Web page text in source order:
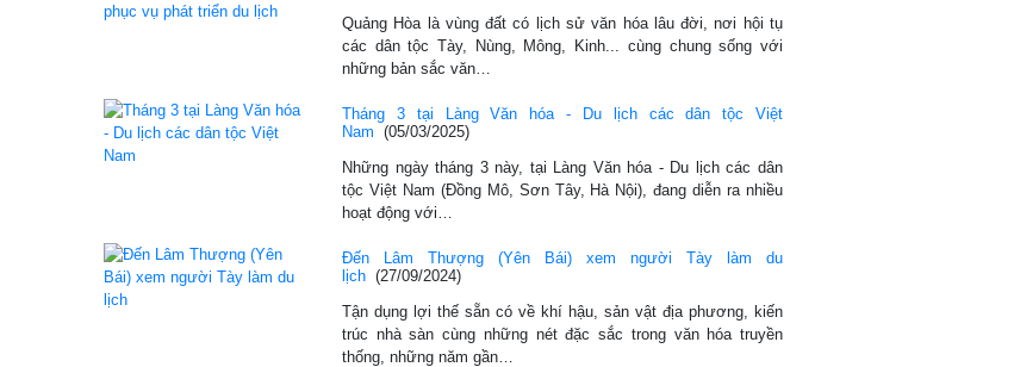
Quảng Hòa là vùng đất có lịch sử văn hóa lâu đời, nơi hội tụ
các dân tộc Tày, Nùng, Mông, Kinh... cùng chung sống với
những bản sắc văn…
Tháng 3 tại Làng Văn hóa - Du lịch các dân tộc Việt
Nam (05/03/2025)
Những ngày tháng 3 này, tại Làng Văn hóa - Du lịch các dân
tộc Việt Nam (Đồng Mô, Sơn Tây, Hà Nội), đang diễn ra nhiều
hoạt động với…
Đến Lâm Thượng (Yên Bái) xem người Tày làm du
lịch (27/09/2024)
Tận dụng lợi thế sẵn có về khí hậu, sản vật địa phương, kiến
trúc nhà sàn cùng những nét đặc sắc trong văn hóa truyền
thống, những năm gần…